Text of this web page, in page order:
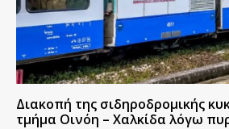
Διακοπή της σιδηροδρομικής
τμήμα Οινόη – Χαλκίδα λόγω